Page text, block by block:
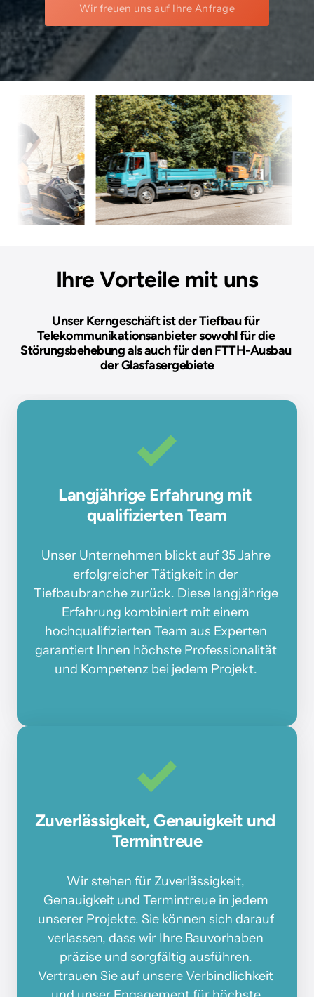
Wir freuen uns auf Ihre Anfrage
Ihre Vorteile mit uns
Unser Kerngeschäft ist der Tiefbau für
Telekommunikationsanbieter sowohl für die
Störungsbehebung als auch für den FTTH-Ausbau
der Glasfasergebiete
Langjährige Erfahrung mit
qualifizierten Team
Unser Unternehmen blickt auf 35
Jahre
erfolgreicher Tätigkeit in
Tiefbaubranche zurück. Diese
Erfahrung kombiniert mit
hochqualifizierten Team aus
garantiert Ihnen höchste
Professionalität
und Kompetenz bei jedem Projekt.
Zuverlässigkeit, Genauigkeit und
Termintreue
Wir stehen für
Genauigkeit und Termintreue in
unserer Projekte. Sie können sich
darauf
verlassen, dass wir Ihre
präzise und sorgfältig
Vertrauen Sie auf unsere